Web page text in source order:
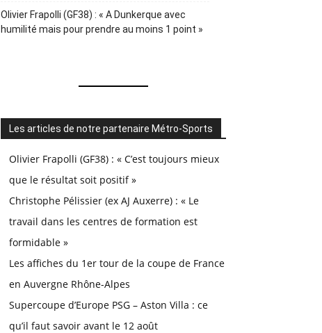
Olivier Frapolli (GF38) : « A Dunkerque avec
humilité mais pour prendre au moins 1 point »
Les articles de notre partenaire Métro-Sports
Olivier Frapolli (GF38) : « C’est toujours mieux
que le résultat soit positif »
Christophe Pélissier (ex AJ Auxerre) : « Le
travail dans les centres de formation est
formidable »
Les affiches du 1er tour de la coupe de France
en Auvergne Rhône-Alpes
Supercoupe d’Europe PSG – Aston Villa : ce
qu’il faut savoir avant le 12 août